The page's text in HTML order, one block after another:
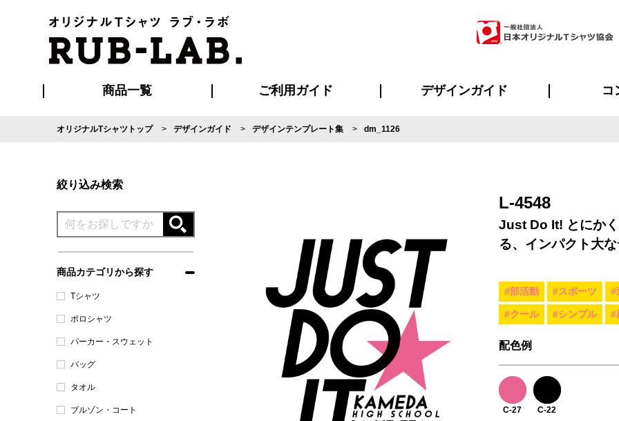
商品一覧 ご利用ガイド
ご利用ガイド
はじめての方へ
再注文の方へ
お支払い方法について
割引まとめページ
発送・特急サービスについて
版の保管期限について
マイページ会員のメリット
よくあるご質問
デザインガイド コ
オリジナルTシャツトップ デザインガイド デザインテンプレート集 dm_1126
絞り込み検索
商品カテゴリから探す
Tシャツ
ポロシャツ
パーカー・スウェット
バッグ
タオル
ブルゾン・コート
L-4548
Just Do It! とにか
る、インパクト大
#部活動 #スポーツ #
#クール #シンプル #
配色例
C-27 C-22